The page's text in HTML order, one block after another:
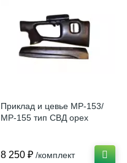
Приклад и цевье МР-153/
МР-155 тип СВД орех
8 250 ₽ /комплект